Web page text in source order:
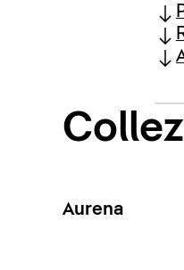
Aurena